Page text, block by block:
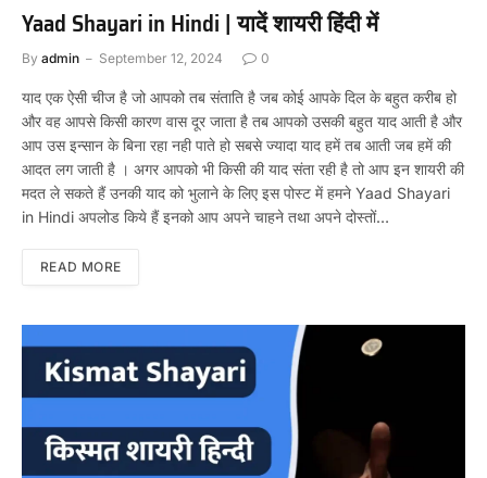
Yaad Shayari in Hindi | यादें शायरी हिंदी में
By admin September 12, 2024 0
याद एक ऐसी चीज है जो आपको तब संताति है जब कोई आपके दिल के बहुत करीब हो
और वह आपसे किसी कारण वास दूर जाता है तब आपको उसकी बहुत याद आती है और
आप उस इन्सान के बिना रहा नही पाते हो सबसे ज्यादा याद हमें तब आती जब हमें की
आदत लग जाती है । अगर आपको भी किसी की याद संता रही है तो आप इन शायरी की
मदत ले सकते हैं उनकी याद को भुलाने के लिए इस पोस्ट में हमने Yaad Shayari
in Hindi अपलोड किये हैं इनको आप अपने चाहने तथा अपने दोस्तों…
READ MORE